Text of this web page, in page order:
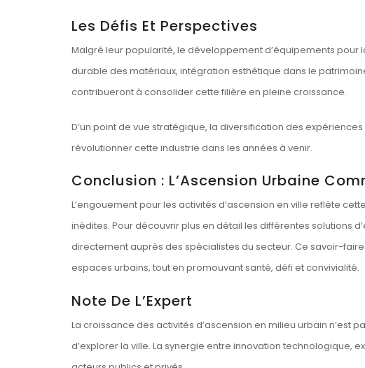
Les Défis Et Perspectives
Malgré leur popularité, le développement d’équipements pour
durable des matériaux, intégration esthétique dans le
contribueront à consolider cette filière en pleine croissance.
D’un point de vue stratégique, la diversification des
révolutionner cette industrie dans les années à venir.
Conclusion : L’Ascension Urbaine
L’engouement pour les activités d’ascension en ville reflète
inédites. Pour découvrir plus en détail les différentes solutions
directement auprès des spécialistes du secteur. Ce savoir-
espaces urbains, tout en promouvant santé, défi et convivialité.
Note De L’Expert
La croissance des activités d’ascension en milieu urbain
d’explorer la ville. La synergie entre innovation technologique,